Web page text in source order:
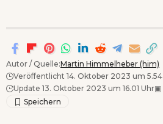
Autor / Quelle:Martin Himmelheber (him)
Veröffentlicht 14. Oktober 2023 um
Update 13. Oktober 2023 um 16.01 Uhr▣